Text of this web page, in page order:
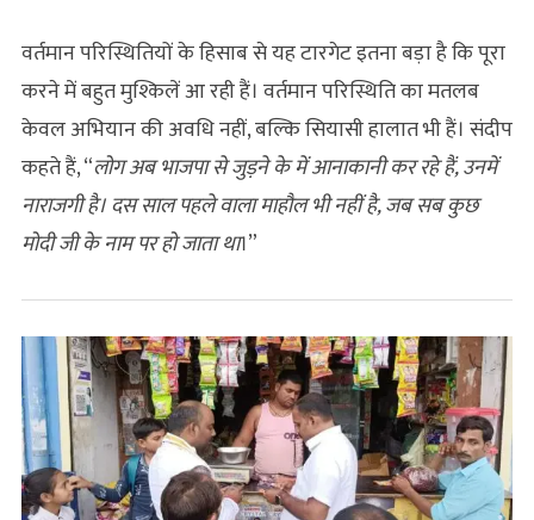
वर्तमान परिस्थितियों के हिसाब से यह टारगेट इतना बड़ा है कि पूरा
करने में बहुत मुश्किलें आ रही हैं। वर्तमान परिस्थिति का मतलब
केवल अभियान की अवधि नहीं, बल्कि सियासी हालात भी हैं। संदीप
कहते हैं, “लोग अब भाजपा से जुड़ने के में आनाकानी कर रहे हैं, उनमें
नाराजगी है। दस साल पहले वाला माहौल भी नहीं है, जब सब कुछ
मोदी जी के नाम पर हो जाता था।”